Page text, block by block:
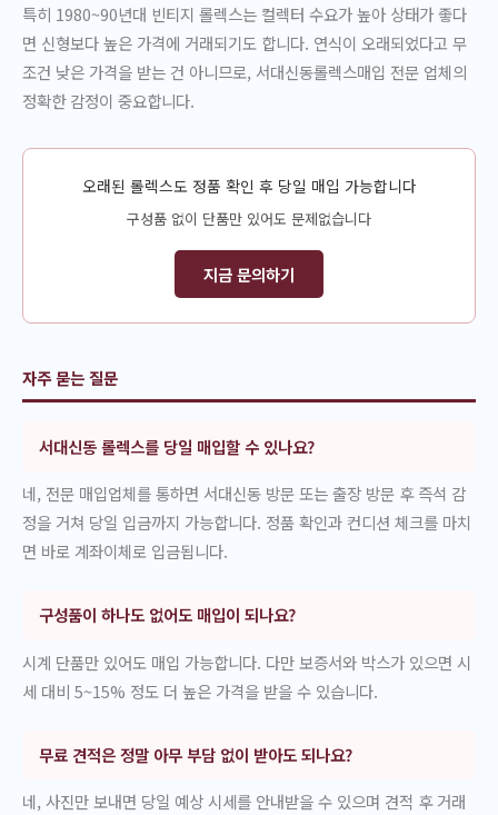
특히 1980~90년대 빈티지 롤렉스는 컬렉터 수요가 높아 상태가 좋다
면 신형보다 높은 가격에 거래되기도 합니다. 연식이 오래되었다고 무
조건 낮은 가격을 받는 건 아니므로, 서대신동롤렉스매입 전문 업체의
정확한 감정이 중요합니다.
오래된 롤렉스도 정품 확인 후 당일 매입 가능합니다
구성품 없이 단품만 있어도 문제없습니다
지금 문의하기
자주 묻는 질문
서대신동 롤렉스를 당일 매입할 수 있나요?
네, 전문 매입업체를 통하면 서대신동 방문 또는 출장 방문 후 즉석 감
정을 거쳐 당일 입금까지 가능합니다. 정품 확인과 컨디션 체크를 마치
면 바로 계좌이체로 입금됩니다.
구성품이 하나도 없어도 매입이 되나요?
시계 단품만 있어도 매입 가능합니다. 다만 보증서와 박스가 있으면 시
세 대비 5~15% 정도 더 높은 가격을 받을 수 있습니다.
무료 견적은 정말 아무 부담 없이 받아도 되나요?
네, 사진만 보내면 당일 예상 시세를 안내받을 수 있으며 견적 후 거래